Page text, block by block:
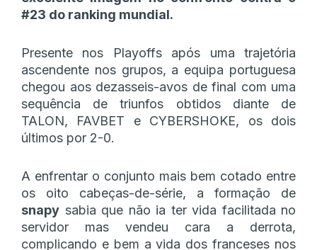
#23 do ranking mundial.
Presente nos Playoffs após uma trajetória
ascendente nos grupos, a equipa portuguesa
chegou aos dezasseis-avos de final com uma
sequência de triunfos obtidos diante de
TALON, FAVBET e CYBERSHOKE, os dois
últimos por 2-0.
A enfrentar o conjunto mais bem cotado entre
os oito cabeças-de-série, a formação de
snapy sabia que não ia ter vida facilitada no
servidor mas vendeu cara a derrota,
complicando e bem a vida dos franceses nos